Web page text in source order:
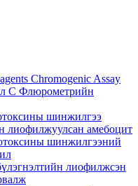
Chromogenic Assay
C Флюрометрийн
шинжилгээ
лиофилжуулсан амебоцит
шинжилгээний
лиофилжсэн